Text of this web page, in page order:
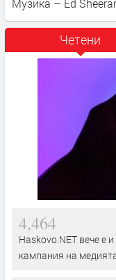
Четени
4,464
Haskovo.NET вече е
кампания на